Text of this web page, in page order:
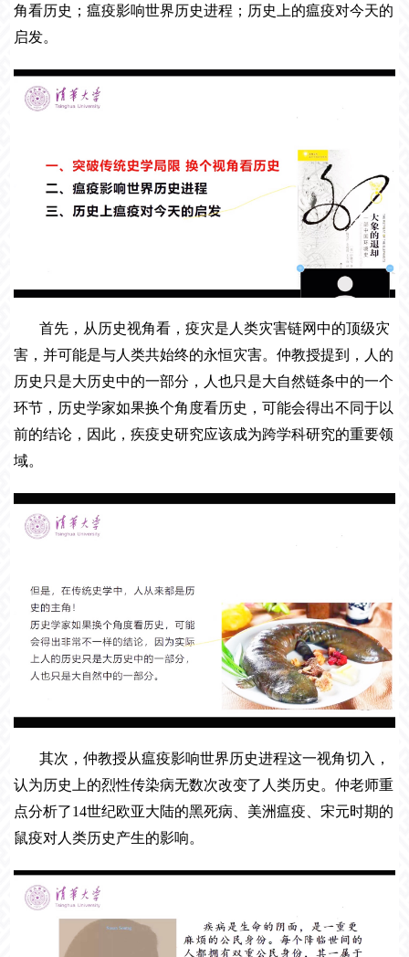
角看历史；瘟疫影响世界历史进程；历史上的瘟疫对今天的
启发。
首先，从历史视角看，疫灾是人类灾害链网中的顶级灾
害，并可能是与人类共始终的永恒灾害。仲教授提到，人的
历史只是大历史中的一部分，人也只是大自然链条中的一个
环节，历史学家如果换个角度看历史，可能会得出不同于以
前的结论，因此，疾疫史研究应该成为跨学科研究的重要领
域。
其次，仲教授从瘟疫影响世界历史进程这一视角切入，
认为历史上的烈性传染病无数次改变了人类历史。仲老师重
点分析了14世纪欧亚大陆的黑死病、美洲瘟疫、宋元时期的
鼠疫对人类历史产生的影响。